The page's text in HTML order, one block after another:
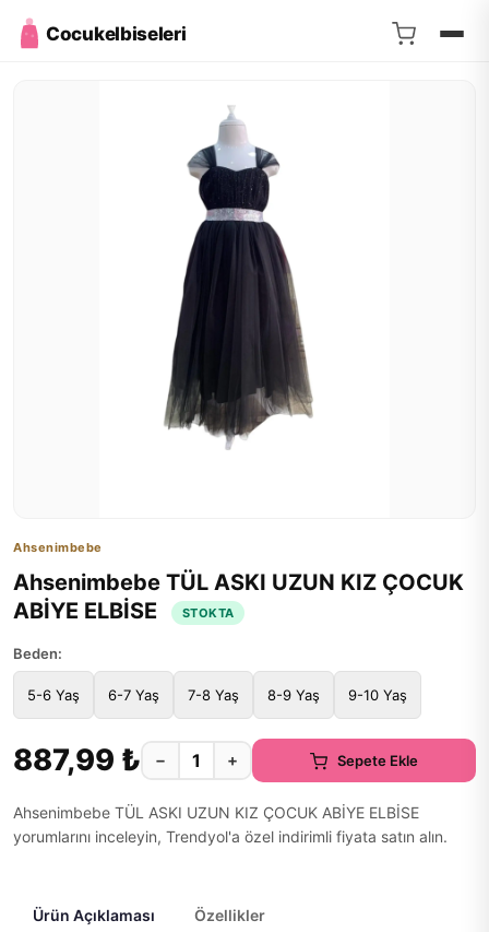
Cocukelbiseleri
Ahsenimbebe
Ahsenimbebe TÜL ASKI UZUN KIZ ÇOCUK
ABİYE ELBİSE
STOKTA
Beden:
5-6 Yaş 6-7 Yaş 7-8 Yaş 8-9 Yaş 9-10 Yaş
887,99 ₺ − + Sepete Ekle
Ahsenimbebe TÜL ASKI UZUN KIZ ÇOCUK ABİYE ELBİSE
yorumlarını inceleyin, Trendyol'a özel indirimli fiyata satın alın.
Ürün Açıklaması Özellikler